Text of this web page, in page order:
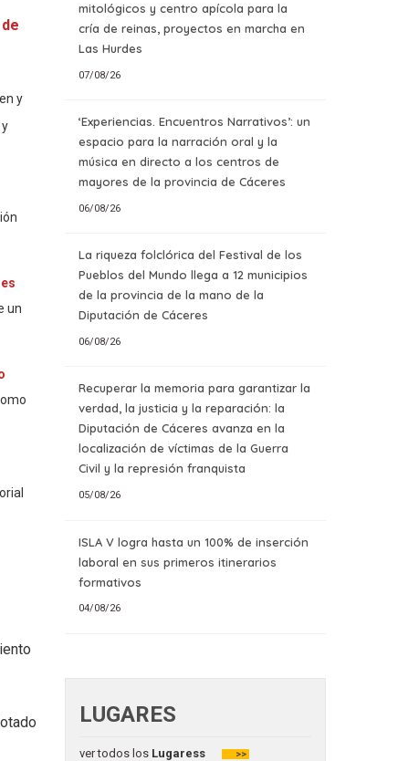
y
un
mitológicos y centro apícola para la
cría de reinas, proyectos en marcha en
Las Hurdes
07/08/26
‘Experiencias. Encuentros Narrativos’: un
espacio para la narración oral y la
música en directo a los centros de
mayores de la provincia de Cáceres
06/08/26
La riqueza folclórica del Festival de los
Pueblos del Mundo llega a 12 municipios
de la provincia de la mano de la
Diputación de Cáceres
06/08/26
Recuperar la memoria para garantizar la
verdad, la justicia y la reparación: la
Diputación de Cáceres avanza en la
localización de víctimas de la Guerra
Civil y la represión franquista
05/08/26
ISLA V logra hasta un 100% de inserción
laboral en sus primeros itinerarios
formativos
04/08/26
LUGARES
ver todos los Lugaress >>